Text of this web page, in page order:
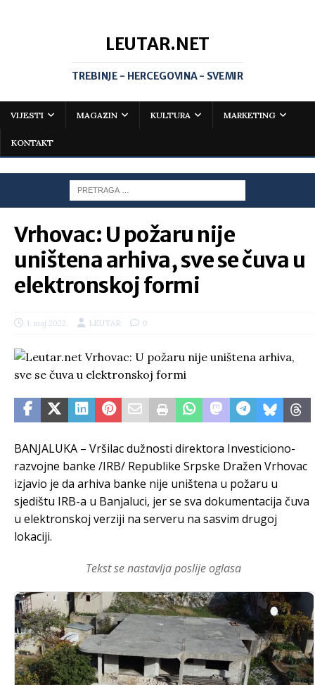
LEUTAR.NET
TREBINJE - HERCEGOVINA - SVEMIR
VIJESTI MAGAZIN KULTURA MARKETING
KONTAKT
Vrhovac: U požaru nije
uništena arhiva, sve se čuva u
elektronskoj formi
1. maj 2022. LEUTAR 0
BANJALUKA – Vršilac dužnosti direktora Investiciono-
razvojne banke /IRB/ Republike Srpske Dražen Vrhovac
izjavio je da arhiva banke nije uništena u požaru u
sjedištu IRB-a u Banjaluci, jer se sva dokumentacija čuva
u elektronskoj verziji na serveru na sasvim drugoj
lokaciji.
Tekst se nastavlja poslije oglasa